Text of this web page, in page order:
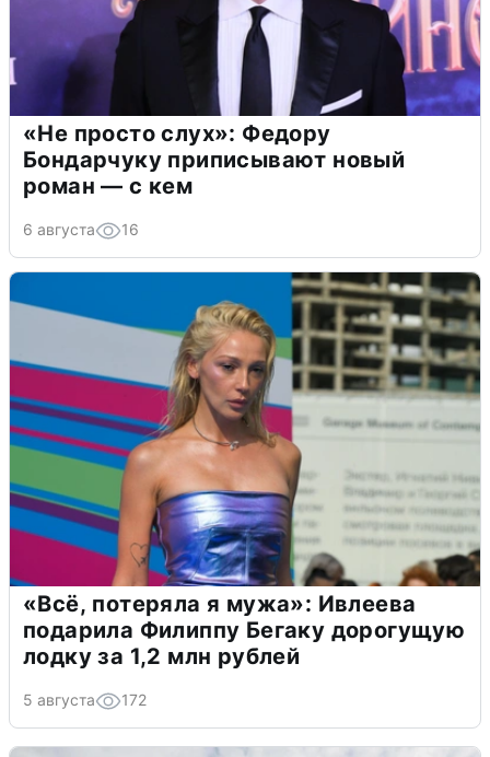
«Не просто слух»: Федору
Бондарчуку приписывают новый
роман — с кем
6 августа 16
«Всё, потеряла я мужа»: Ивлеева
подарила Филиппу Бегаку дорогущую
лодку за 1,2 млн рублей
5 августа 172